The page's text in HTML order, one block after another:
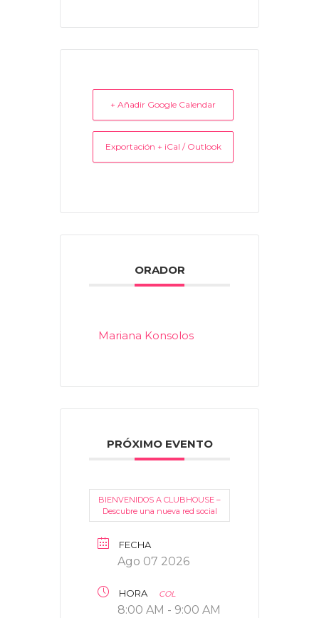
+ Añadir Google Calendar
Exportación + iCal / Outlook
ORADOR
Mariana Konsolos
PRÓXIMO EVENTO
BIENVENIDOS A CLUBHOUSE –
Descubre una nueva red social
FECHA
Ago 07 2026
HORA COL
8:00 AM - 9:00 AM